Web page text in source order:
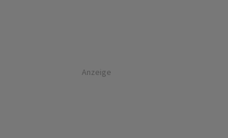
Anzeige